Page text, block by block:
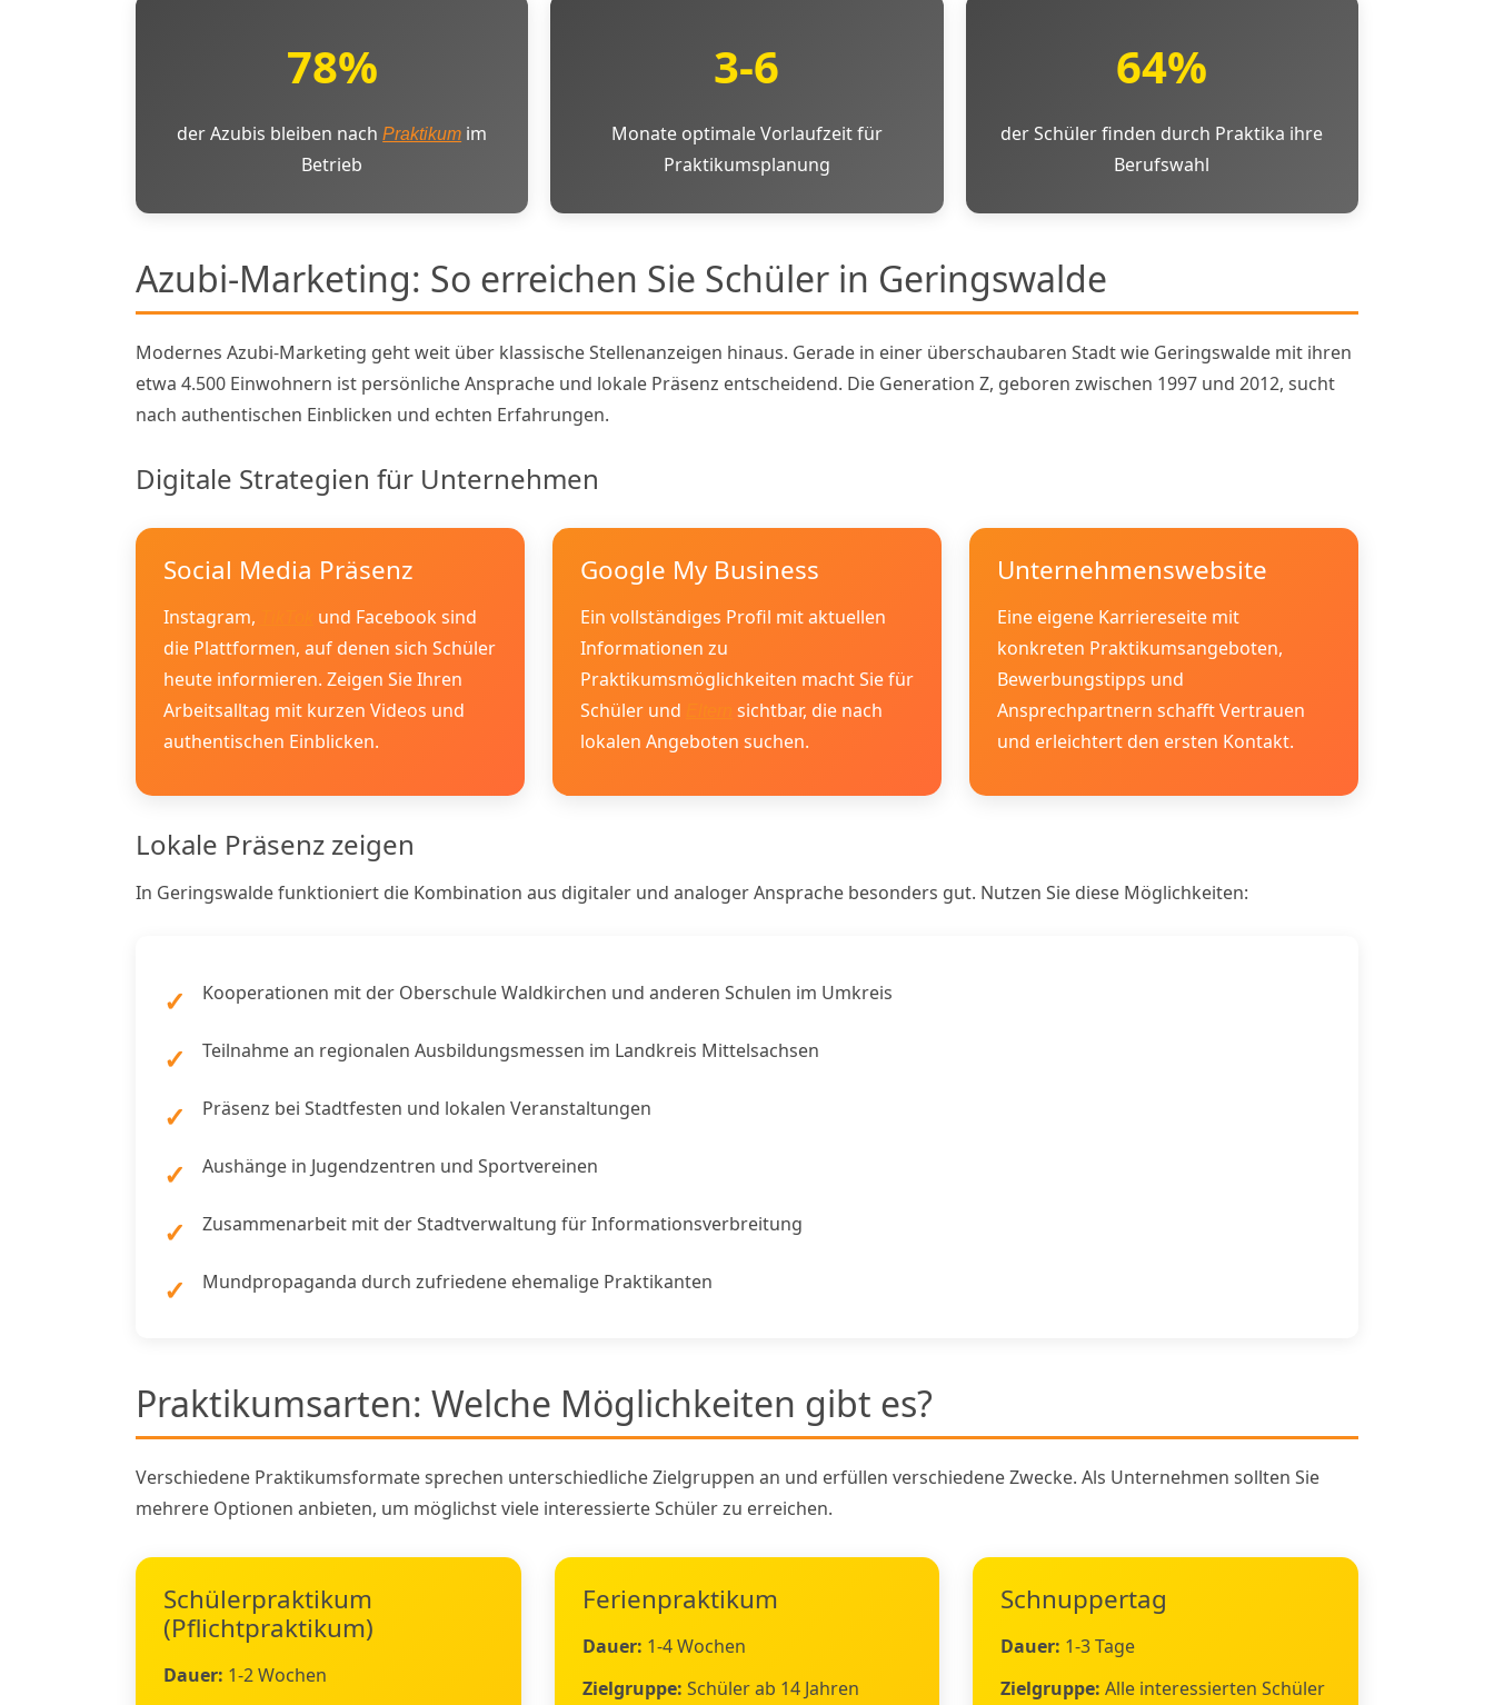
78%
der Azubis bleiben nachPraktikum im
Betrieb
3-6
Monate optimale Vorlaufzeit für
Praktikumsplanung
64%
der Schüler finden durch Praktika ihre
Berufswahl
Azubi-Marketing: So erreichen Sie Schüler in Geringswalde
Modernes Azubi-Marketing geht weit über klassische Stellenanzeigen hinaus. Gerade in einer überschaubaren Stadt wie Geringswalde mit ihren
etwa 4.500 Einwohnern ist persönliche Ansprache und lokale Präsenz entscheidend. Die Generation Z, geboren zwischen 1997 und 2012, sucht
nach authentischen Einblicken und echten Erfahrungen.
Digitale Strategien für Unternehmen
Social Media Präsenz
Instagram,
und Facebook sind
die Plattformen, auf denen sich Schüler
heute informieren. Zeigen Sie Ihren
Arbeitsalltag mit kurzen Videos und
authentischen Einblicken.
Google My Business
Ein vollständiges Profil mit aktuellen
Informationen zu
Praktikumsmöglichkeiten macht Sie für
Schüler und
sichtbar, die nach
lokalen Angeboten suchen.
Unternehmenswebsite
Eine eigene Karriereseite mit
konkreten Praktikumsangeboten,
Bewerbungstipps und
Ansprechpartnern schafft Vertrauen
und erleichtert den ersten Kontakt.
Lokale Präsenz zeigen
In Geringswalde funktioniert die Kombination aus digitaler und analoger Ansprache besonders gut. Nutzen Sie diese Möglichkeiten:
Kooperationen mit der Oberschule Waldkirchen und anderen Schulen im Umkreis
Teilnahme an regionalen Ausbildungsmessen im Landkreis Mittelsachsen
Präsenz bei Stadtfesten und lokalen Veranstaltungen
Aushänge in Jugendzentren und Sportvereinen
Zusammenarbeit mit der Stadtverwaltung für Informationsverbreitung
Mundpropaganda durch zufriedene ehemalige Praktikanten
Praktikumsarten: Welche Möglichkeiten gibt es?
Verschiedene Praktikumsformate sprechen unterschiedliche Zielgruppen an und erfüllen verschiedene Zwecke. Als Unternehmen sollten Sie
mehrere Optionen anbieten, um möglichst viele interessierte Schüler zu erreichen.
Schülerpraktikum
(Pflichtpraktikum)
Dauer: 1-2 Wochen
Ferienpraktikum
Dauer: 1-4 Wochen
Zielgruppe: Schüler ab 14 Jahren
Schnuppertag
Dauer: 1-3 Tage
Zielgruppe: Alle interessierten Schüler